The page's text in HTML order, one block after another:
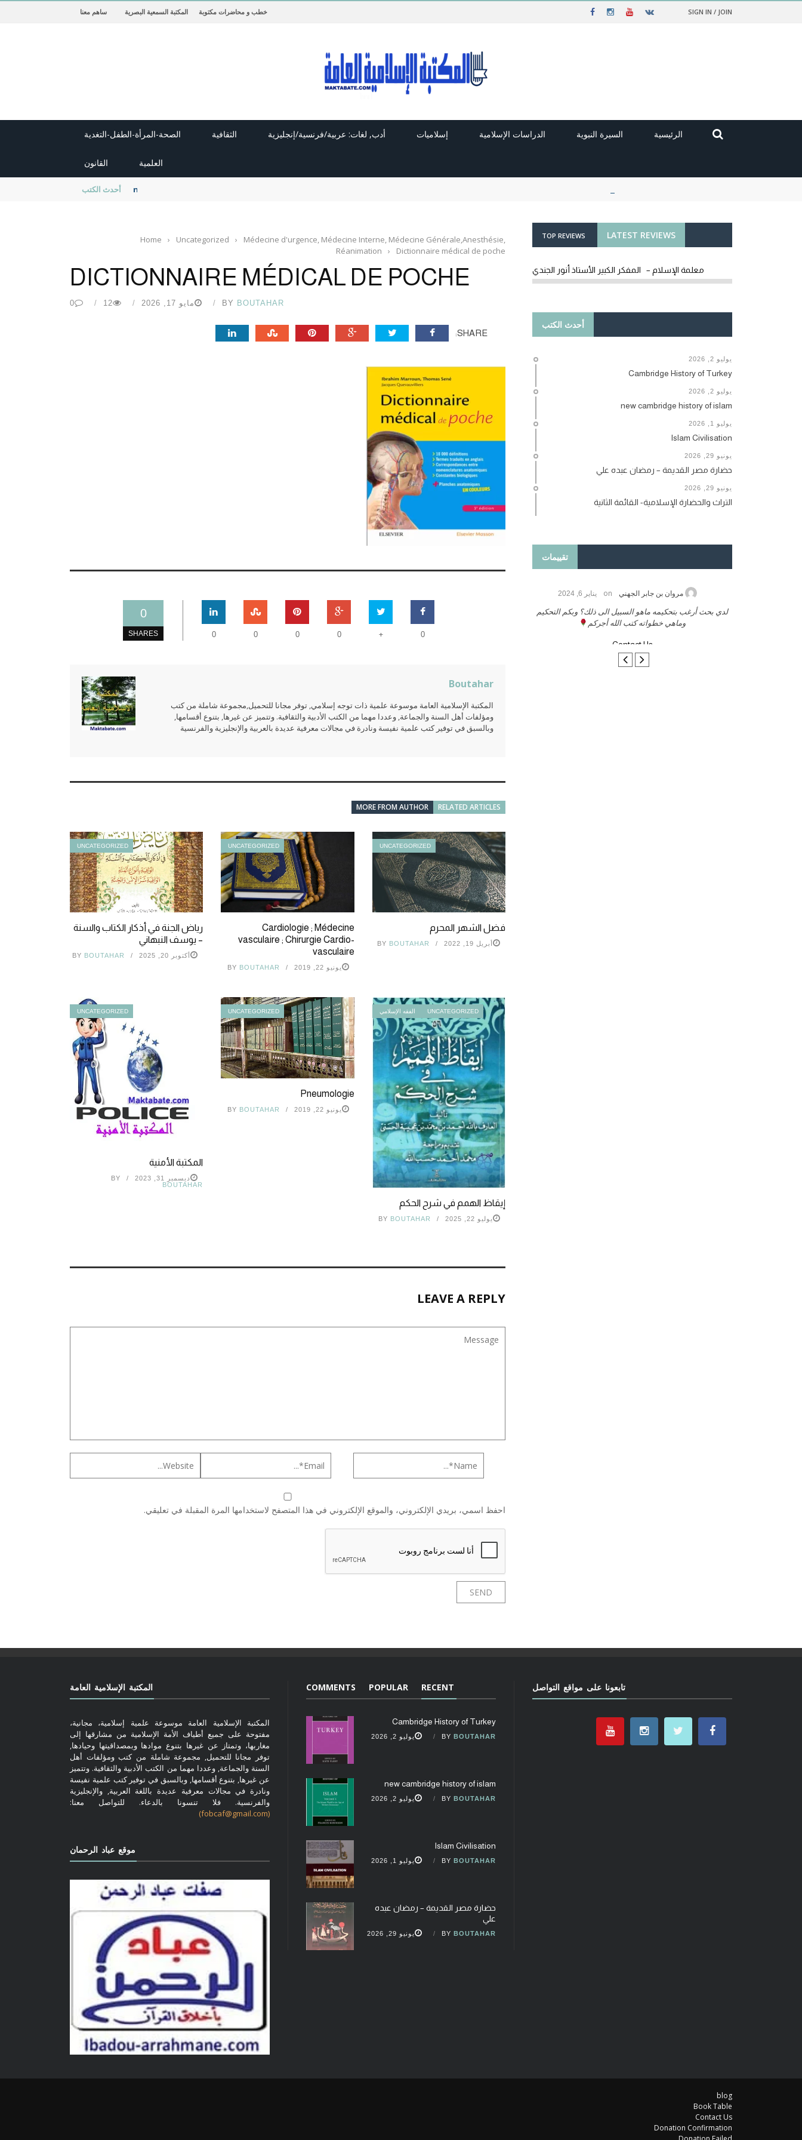
SIGN IN / JOIN خطب و محاضرات مكتوبة المكتبة السمعية البصرية ساهم معنا
الرئيسية السيرة النبوية الدراسات الإسلامية إسلاميات أدب, لغات: عربية/فرنسية/إنجليزية الثقافية الصحة-المرأة-الطفل-التغدية
العلمية القانون
أحدث الكتب new cambridge history of islam
Home › Uncategorized ›
Médecine d'urgence, Médecine Interne, Médecine Générale,Anesthésie,
Réanimation
› Dictionnaire médical de poche
DICTIONNAIRE MÉDICAL DE POCHE
BY BOUTAHAR مايو 17, 2026 12
0
SHARE:
0
SHARES 0
+
0
0
0
0
Boutahar
المكتبة الإسلامية العامة موسوعة علمية ذات توجه إسلامي, توفر مجانا للتحميل,مجموعة شاملة من كتب
ومؤلفات أهل السنة والجماعة, وعددا مهما من الكتب الأدبية والثقافية. وتتميز عن غيرها, بتنوع أقسامها,
وبالسبق في توفير كتب علمية نفيسة ونادرة في مجالات معرفية عديدة بالعربية والإنجليزية والفرنسية
RELATED ARTICLES
MORE FROM AUTHOR
UNCATEGORIZED
رياض الجنة في أذكار الكتاب والسنة
– يوسف النبهاني
أكتوبر 20, 2025 BY BOUTAHAR
UNCATEGORIZED
Cardiologie ; Médecine
vasculaire ; Chirurgie Cardio-
vasculaire
يونيو 22, 2019 BY BOUTAHAR
UNCATEGORIZED
فضل الشهر المحرم
أبريل 19, 2022 BY BOUTAHAR
UNCATEGORIZED
المكتبة الأمنية
ديسمبر 31, 2023
BY
BOUTAHAR
UNCATEGORIZED
Pneumologie
يونيو 22, 2019 BY BOUTAHAR
UNCATEGORIZED الفقه الإسلامي
إيقاظ الهمم في شرح الحكم
يوليو 22, 2025 BY BOUTAHAR
LEAVE A REPLY
احفظ اسمي، بريدي الإلكتروني، والموقع الإلكتروني في هذا المتصفح لاستخدامها المرة المقبلة في تعليقي.
LATEST REVIEWS
TOP REVIEWS
معلمة الإسلام – المفكر الكبير الأستاذ أنور الجندي
أحدث الكتب
يوليو 2, 2026
Cambridge History of Turkey
يوليو 2, 2026
new cambridge history of islam
يوليو 1, 2026
Islam Civilisation
يونيو 29, 2026
حضارة مصر القديمة – رمضان عبده علي
يونيو 29, 2026
التراث والحضارة الإسلامية- القائمة الثانية
تقييمات
مروان بن جابر الجهني on يناير 6, 2024
لدي بحث أرغب بتحكيمه ماهو السبيل الى ذلك؟ وبكم التحكيم
وماهي خطواته كتب الله أجركم
Contact Us
المكتبة الإسلامية العامة
المكتبة الإسلامية العامة موسوعة علمية إسلامية، مجانية،
مفتوحة على جميع أطياف الأمة الإسلامية من مشارقها إلى
مغاربها، وتمتاز عن غيرها بتنوع موادها وبمصداقيتها وحيادها,
توفر مجانا للتحميل, مجموعة شاملة من كتب ومؤلفات أهل
السنة والجماعة, وعددا مهما من الكتب الأدبية والثقافية. وتتميز
عن غيرها, بتنوع أقسامها, وبالسبق في توفير كتب علمية نفيسة
ونادرة في مجالات معرفية عديدة باللغة العربية, والإنجليزية
والفرنسية. فلا تنسونا بالدعاء. للتواصل معنا:
(fobcaf@gmail.com)
موقع عباد الرحمان
RECENT
POPULAR
COMMENTS
Cambridge History of Turkey
BY BOUTAHAR يوليو 2, 2026
new cambridge history of islam
BY BOUTAHAR يوليو 2, 2026
Islam Civilisation
BY BOUTAHAR يوليو 1, 2026
حضارة مصر القديمة – رمضان عبده
علي
BY BOUTAHAR يونيو 29, 2026
تابعونا على مواقع التواصل
blog
Book Table
Contact Us
Donation Confirmation